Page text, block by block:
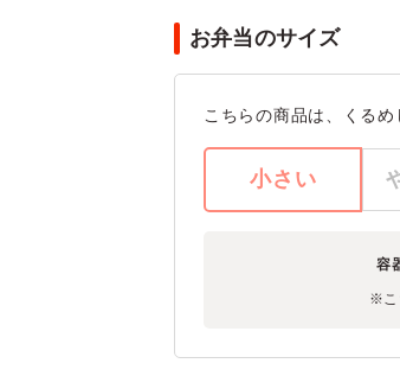
お弁当のサイズ
こちらの商品は、くる
小さい
容
※こ